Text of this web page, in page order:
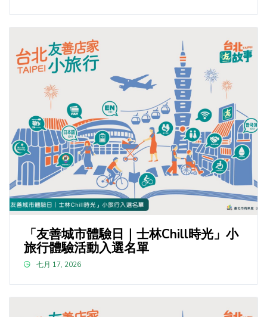
「友善城市體驗日｜士林Chill時光」小
旅行體驗活動入選名單
七月 17, 2026